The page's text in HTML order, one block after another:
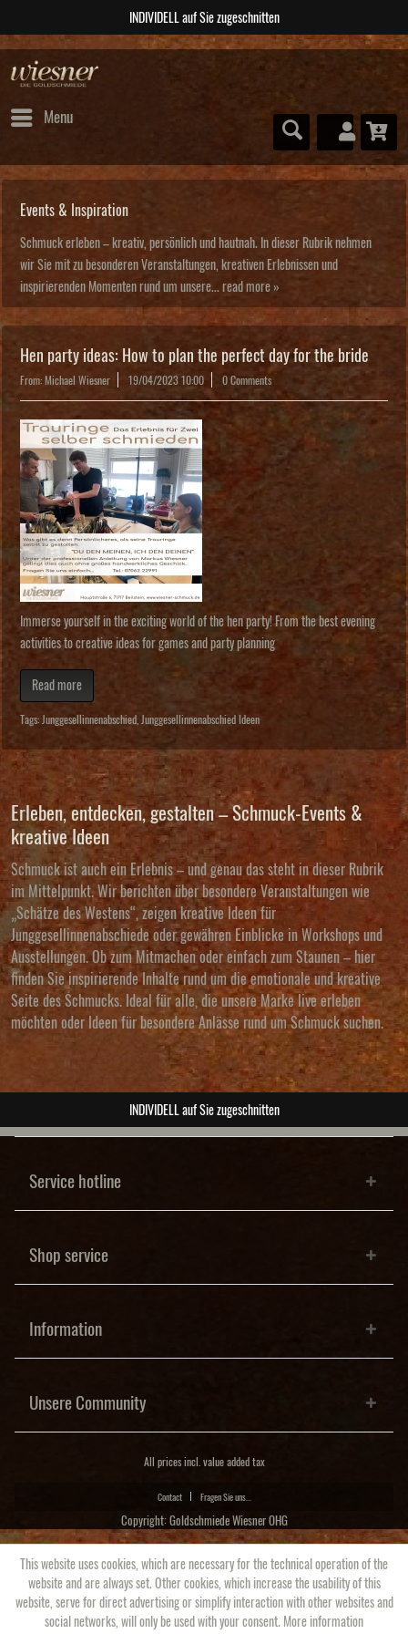
ABSOLUTE Unikate
Menu
Events & Inspiration
Schmuck erleben – kreativ, persönlich und hautnah. In dieser Rubrik nehmen
wir Sie mit zu besonderen Veranstaltungen, kreativen Erlebnissen und
inspirierenden Momenten rund um unsere... read more »
Hen party ideas: How to plan the perfect day for the bride
From: Michael Wiesner 19/04/2023 10:00 0 Comments
Immerse yourself in the exciting world of the hen party! From the best evening
activities to creative ideas for games and party planning
Read more
Tags: Junggesellinnenabschied Junggesellinnenabschied Ideen
Erleben, entdecken, gestalten – Schmuck-Events &
kreative Ideen
Schmuck ist auch ein Erlebnis – und genau das steht in dieser Rubrik
im Mittelpunkt. Wir berichten über besondere Veranstaltungen wie
„Schätze des Westens“, zeigen kreative Ideen für
Junggesellinnenabschiede oder gewähren Einblicke in Workshops und
Ausstellungen. Ob zum Mitmachen oder einfach zum Staunen – hier
finden Sie inspirierende Inhalte rund um die emotionale und kreative
Seite des Schmucks. Ideal für alle, die unsere Marke live erleben
möchten oder Ideen für besondere Anlässe rund um Schmuck suchen.
ABSOLUTE Unikate
Service hotline
Shop service
Information
Unsere Community
All prices incl. value added tax
Contact Fragen Sie uns...
Copyright: Goldschmiede Wiesner OHG
This website uses cookies, which are necessary for the technical operation of the
website and are always set. Other cookies, which increase the usability of this
website, serve for direct advertising or simplify interaction with other websites and
social networks, will only be used with your consent. More information